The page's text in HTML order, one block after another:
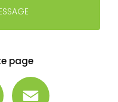
page